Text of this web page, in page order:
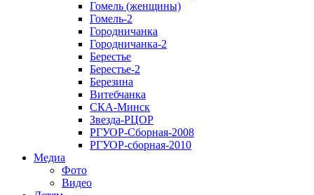
Гомель (женщины)
Гомель-2
Городничанка
Городничанка-2
Берестье
Берестье-2
Березина
Витебчанка
СКА-Минск
Звезда-РЦОР
РГУОР-Сборная-2008
РГУОР-сборная-2010
Медиа
Фото
Видео